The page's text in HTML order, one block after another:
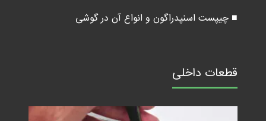
■ چیپست اسنپدراگون و انواع آن در گوشی
قطعات داخلی